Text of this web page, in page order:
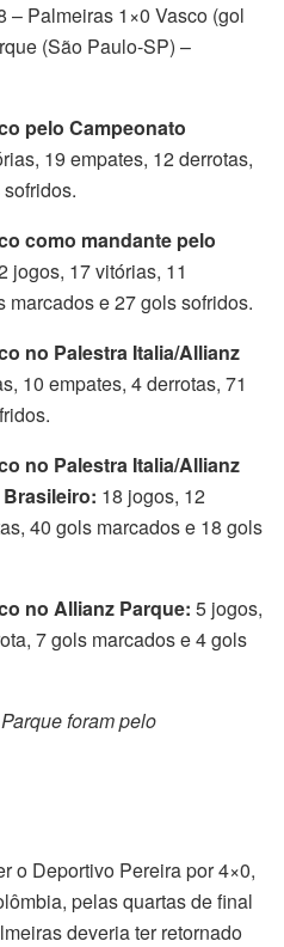
– Palmeiras 1×0 Vasco (gol
(São Paulo-SP) –
pelo Campeonato
19 empates, 12 derrotas,
como mandante pelo
jogos, 17 vitórias, 11
marcados e 27 gols sofridos.
no Palestra Italia/Allianz
10 empates, 4 derrotas, 71
no Palestra Italia/Allianz
18 jogos, 12
40 gols marcados e 18 gols
no Allianz Parque: 5 jogos,
7 gols marcados e 4 gols
foram pelo
o Deportivo Pereira por 4×0,
pelas quartas de final
deveria ter retornado